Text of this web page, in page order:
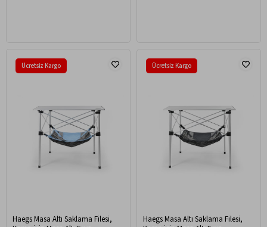
Haegs Masa Altı Saklama Filesi,
Ücretsiz Kargo
Haegs Masa Altı Saklama Filesi,
Ücretsiz Kargo